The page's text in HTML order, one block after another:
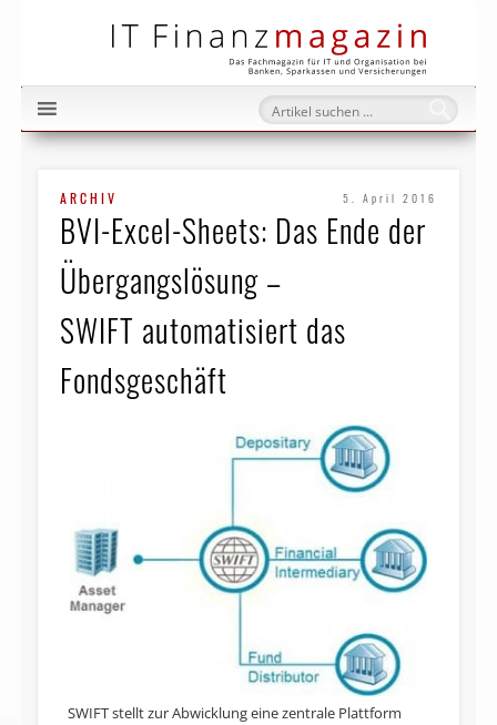
ARCHIV 5. April 2016
BVI-Excel-Sheets: Das Ende der
Übergangslösung –
SWIFT automatisiert das
Fondsgeschäft
SWIFT stellt zur Abwicklung eine zentrale Plattform